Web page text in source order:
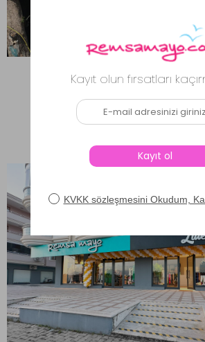
Adres: Hisariçi Mahallesi 15006
Karesi/Balıkesir
Telefon: 0543 387 21